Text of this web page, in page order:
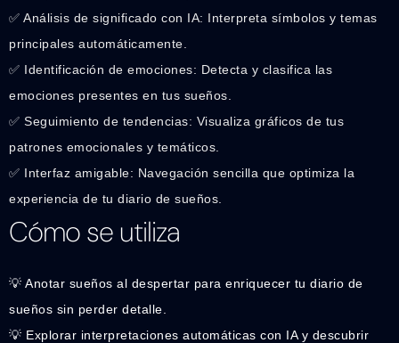
✅ Análisis de significado con IA: Interpreta símbolos y temas
principales automáticamente.
✅ Identificación de emociones: Detecta y clasifica las
emociones presentes en tus sueños.
✅ Seguimiento de tendencias: Visualiza gráficos de tus
patrones emocionales y temáticos.
✅ Interfaz amigable: Navegación sencilla que optimiza la
experiencia de tu diario de sueños.
Cómo se utiliza
💡 Anotar sueños al despertar para enriquecer tu diario de
sueños sin perder detalle.
💡 Explorar interpretaciones automáticas con IA y descubrir